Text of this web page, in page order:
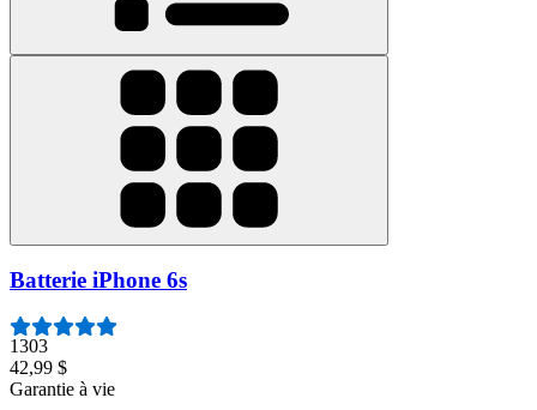
Batterie iPhone 6s
1303
42,99 $
Garantie à vie